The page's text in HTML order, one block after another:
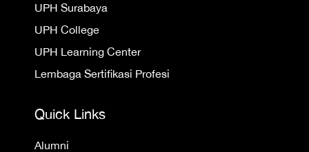
UPH Surabaya
UPH College
UPH Learning Center
Lembaga Sertifikasi Profesi
Quick Links
Alumni